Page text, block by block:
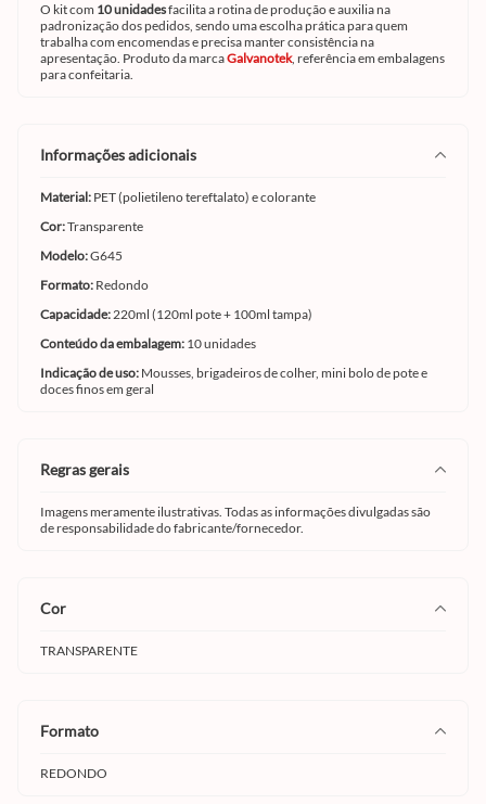
O kit com 10 unidadesfacilita a rotina de produção e auxilia na
padronização dos pedidos, sendo uma escolha prática para quem
trabalha com encomendas e precisa manter consistência na
apresentação. Produto da marcaGalvanotek, referência em embalagens
para confeitaria.
informações adicionais
Material: PET (polietileno tereftalato) e colorante
Cor:Transparente
Modelo:G645
Formato: Redondo
Capacidade:220ml (120ml pote + 100ml tampa)
Conteúdo da embalagem: 10 unidades
Indicação de uso: Mousses, brigadeiros de colher, mini bolo de pote e
doces finos em geral
regras gerais
Imagens meramente ilustrativas. Todas as informações divulgadas são
de responsabilidade do fabricante/fornecedor.
cor
TRANSPARENTE
formato
REDONDO